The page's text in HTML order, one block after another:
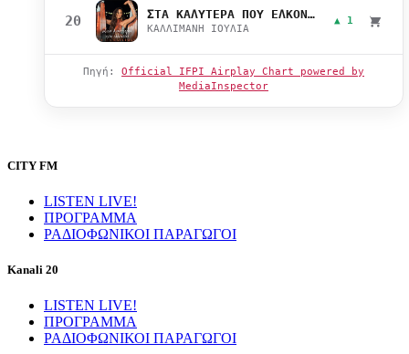
20 ΣΤΑ ΚΑΛΥΤΕΡΑ ΠΟΥ ΕΛΚΟΝΤΑΙ
ΚΑΛΛΙΜΑΝΗ ΙΟΥΛΙΑ
▲ 1
Πηγή: Official IFPI Airplay Chart powered by
MediaInspector
CITY FM
LISTEN LIVE!
ΠΡΟΓΡΑΜΜΑ
ΡΑΔΙΟΦΩΝΙΚΟΙ ΠΑΡΑΓΩΓΟΙ
Kanali 20
LISTEN LIVE!
ΠΡΟΓΡΑΜΜΑ
ΡΑΔΙΟΦΩΝΙΚΟΙ ΠΑΡΑΓΩΓΟΙ